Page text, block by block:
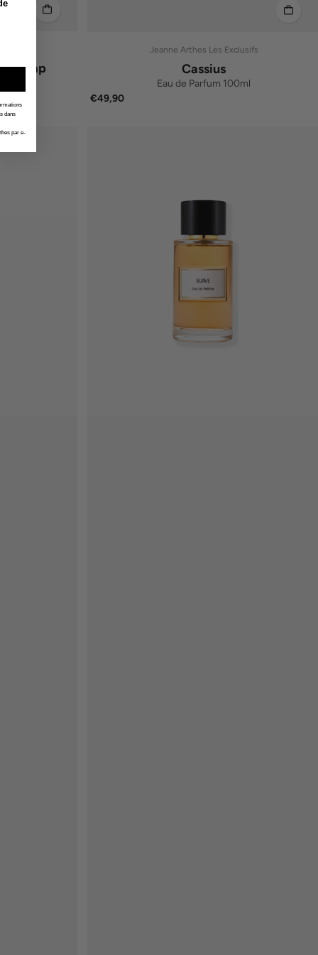
du Cap
Jeanne Arthes Les Exclusifs
Cassius
Eau de Parfum 100ml
€49,90
dans
par e-